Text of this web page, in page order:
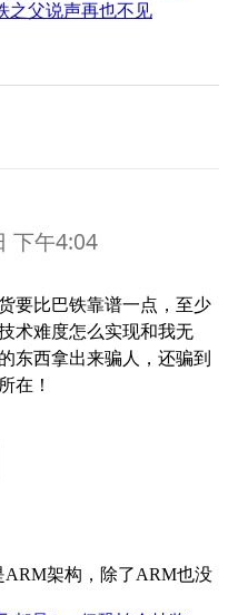
之父说声再也不见
下午4:04
要比巴铁靠谱一点，至少
术难度怎么实现和我无
东西拿出来骗人，还骗到
在！
ARM架构，除了ARM也没